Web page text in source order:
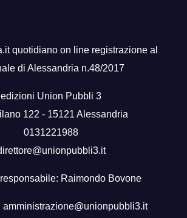
quotidiano on line registrazione al
di Alessandria n.48/2017
edizioni Union Pubbli 3
122 - 15121 Alessandria
0131221988
Raimondo Bovone
amministrazione@unionpubbli3.it